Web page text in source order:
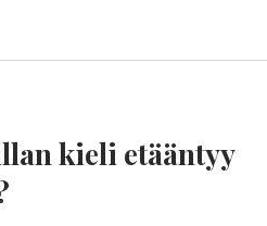
kieli etääntyy